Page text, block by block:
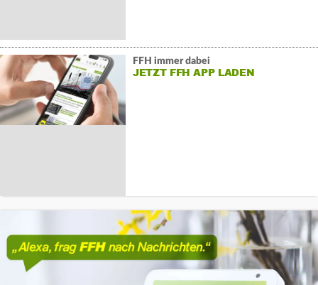
FFH immer dabei
JETZT FFH APP LADEN